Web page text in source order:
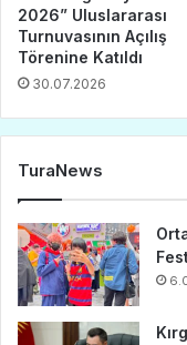
2026” Uluslararası
Turnuvasının Açılış
Törenine Katıldı
30.07.2026
TuraNews